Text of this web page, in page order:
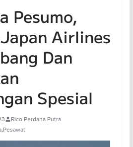
Pesumo,
Airlines
Dan
Spesial
Rico Perdana Putra
,Pesawat